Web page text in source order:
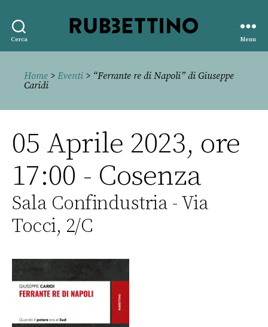
Cerca
editore
Menu
Home > Eventi > “Ferrante re di Napoli” di Giuseppe
Caridi
05 Aprile 2023, ore
17:00 - Cosenza
Sala Confindustria - Via
Tocci, 2/C